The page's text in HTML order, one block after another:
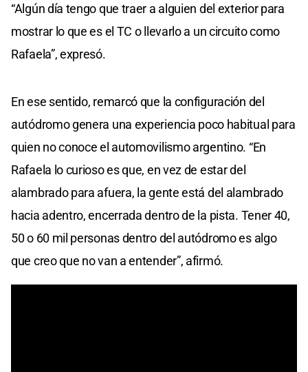
“Algún día tengo que traer a alguien del exterior para
mostrar lo que es el TC o llevarlo a un circuito como
Rafaela”, expresó.
En ese sentido, remarcó que la configuración del
autódromo genera una experiencia poco habitual para
quien no conoce el automovilismo argentino. “En
Rafaela lo curioso es que, en vez de estar del
alambrado para afuera, la gente está del alambrado
hacia adentro, encerrada dentro de la pista. Tener 40,
50 o 60 mil personas dentro del autódromo es algo
que creo que no van a entender”, afirmó.